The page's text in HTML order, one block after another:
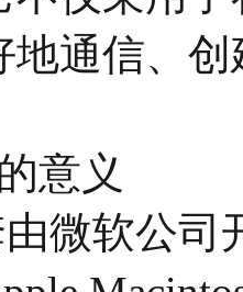
地通信、
意义
微软公